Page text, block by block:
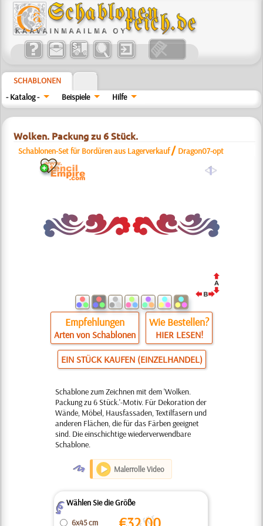
SCHABLONEN
- Katalog -
Beispiele Hilfe
Wolken. Packung zu 6 Stück.
Schablonen-Set für Bordüren aus Lagerverkauf / Dragon07-opt
a
Empfehlungen
Arten von Schablonen
Wie Bestellen?
HIER LESEN!
EIN STÜCK KAUFEN (EINZELHANDEL)
Schablone zum Zeichnen mit dem 'Wolken.
Packung zu 6 Stück.'-Motiv. Für Dekoration der
Wände, Möbel, Hausfassaden, Textilfasern und
anderen Flächen, die für das Färben geeignet
sind. Die einschichtige wiederverwendbare
Schablone.
O Malerrolle Video
ZWählen Sie die Größe
6x45 cm